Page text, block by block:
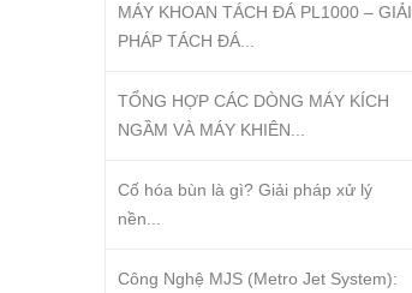
MÁY KHOAN TÁCH ĐÁ PL1000 – GIẢI
PHÁP TÁCH ĐÁ...
TỔNG HỢP CÁC DÒNG MÁY KÍCH
NGẦM VÀ MÁY KHIÊN...
Cố hóa bùn là gì? Giải pháp xử lý
nền...
Công Nghệ MJS (Metro Jet System):